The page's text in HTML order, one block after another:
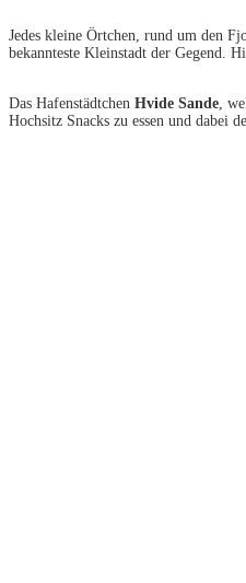
Jedes kleine Örtchen, rund um den
bekannteste Kleinstadt der Gegend.
Das Hafenstädtchen Hvide Sande,
Hochsitz Snacks zu essen und dabei